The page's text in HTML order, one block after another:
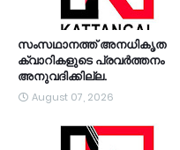
സംസഥാനത്ത് അനധികൃത
ക്വാറികളുടെ പ്രവര്‍ത്തനം
അനുവദിക്കില്ല.
August 07, 2026